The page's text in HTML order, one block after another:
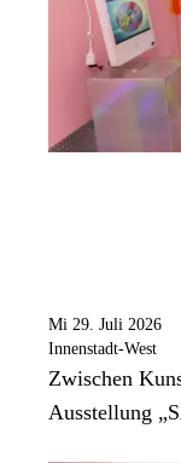
Mi 29. Juli 2026
Innenstadt-West
Zwischen
Ausstellung